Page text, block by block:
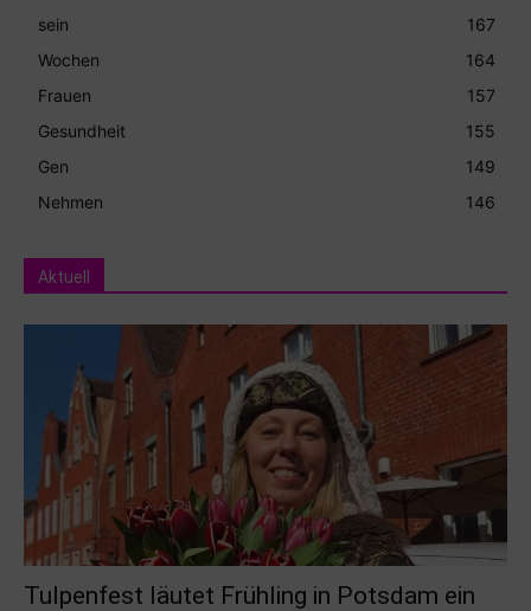
sein
167
Wochen
164
Frauen
157
Gesundheit
155
Gen
149
Nehmen
146
Aktuell
Tulpenfest läutet Frühling in Potsdam ein